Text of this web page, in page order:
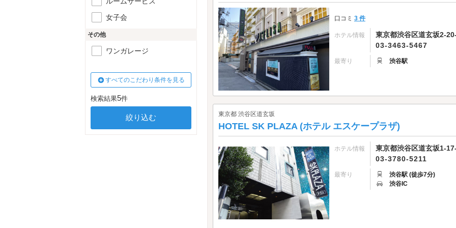
口コミ 3 件
ホテル情報
東京都渋谷区道玄坂2-
03-3463-5467
最寄り 渋谷駅
東京都 渋谷区道玄坂
HOTEL SK PLAZA (ホテル エスケープラザ)
ホテル情報
東京都渋谷区道玄坂1-
03-3780-5211
最寄り
渋谷駅 (徒歩7分)
渋谷IC
女子会
その他
ワンガレージ
すべてのこだわり条件を見る
検索結果5件